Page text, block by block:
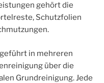
gehört die
Schutzfolien
in mehreren
über die
Grundreinigung. Jede